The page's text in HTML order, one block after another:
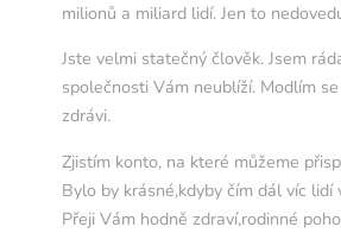
milionů a miliard lidí. Jen to
Jste velmi statečný člověk. Jsem
společnosti Vám neublíží. Modlím
zdrávi.
Zjistím konto, na které můžeme
Bylo by krásné,kdyby čím dál víc
Přeji Vám hodně zdraví,rodinné